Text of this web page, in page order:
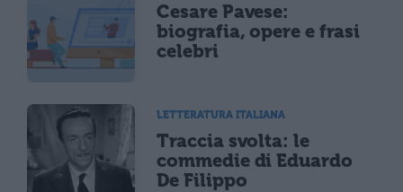
Cesare Pavese:
biografia, opere e frasi
celebri
LETTERATURA ITALIANA
Traccia svolta: le
commedie di Eduardo
De Filippo